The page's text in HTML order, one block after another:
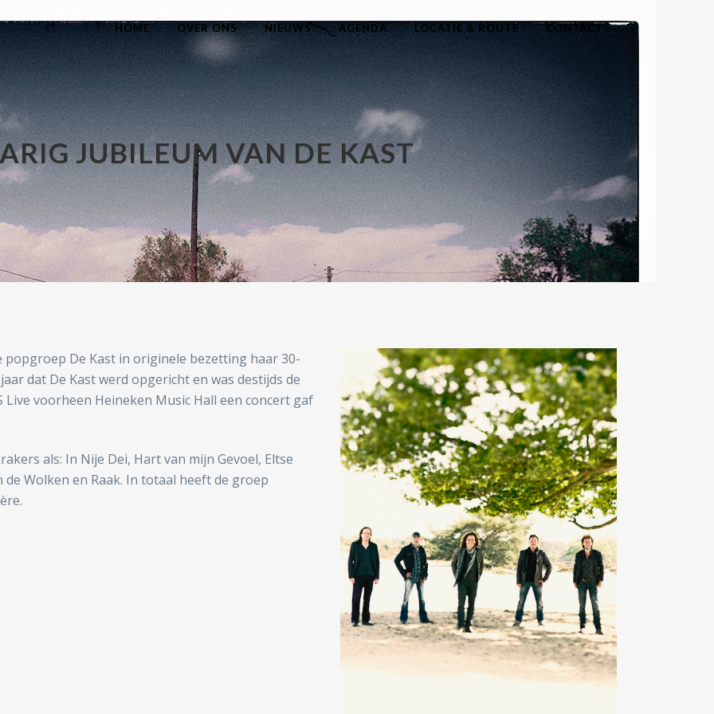
HOME OVER ONS NIEUWS AGENDA LOCATIE & ROUTE CONTACT
JUBILEUM VAN DE KAST
popgroep De Kast in originele bezetting haar 30-
dat De Kast werd opgericht en was destijds de
Live voorheen Heineken Music Hall een concert gaf
als: In Nije Dei, Hart van mijn Gevoel, Eltse
Wolken en Raak. In totaal heeft de groep